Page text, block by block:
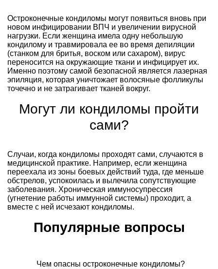
Остроконечные кондиломы могут появиться вновь при
новом инфицировании ВПЧ и увеличении вирусной
нагрузки. Если женщина имела одну небольшую
кондилому и травмировала ее во время депиляции
(станком для бритья, воском или сахаром), вирус
переносится на окружающие ткани и инфицирует их.
Именно поэтому самой безопасной является лазерная
эпиляция, которая уничтожает волосяные фолликулы
точечно и не затрагивает тканей вокруг.
Могут ли кондиломы пройти
сами?
Случаи, когда кондиломы проходят сами, случаются в
медицинской практике. Например, если женщина
переехала из зоны боевых действий туда, где меньше
обстрелов, успокоилась и вылечила сопутствующие
заболевания. Хроническая иммуносупрессия
(угнетение работы иммунной системы) проходит, а
вместе с ней исчезают кондиломы.
Популярные вопросы
Чем опасны остроконечные кондиломы?